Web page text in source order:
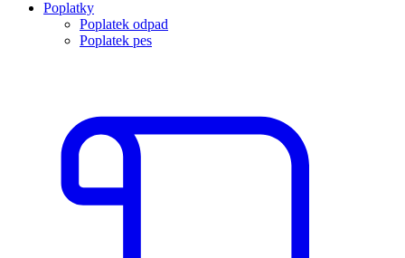
Poplatky
Poplatek odpad
Poplatek pes